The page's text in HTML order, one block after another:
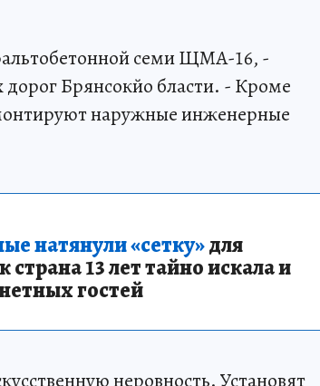
семи ЩМА-16, -
дорог Брянсокйо бласти. - Кроме
наружные инженерные
натянули «сетку»для
13 лет тайно искала и
гостей
неровность. Установят